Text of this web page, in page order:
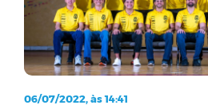
06/07/2022, às 14:41